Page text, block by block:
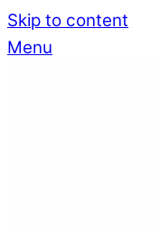
Skip to content
Menu